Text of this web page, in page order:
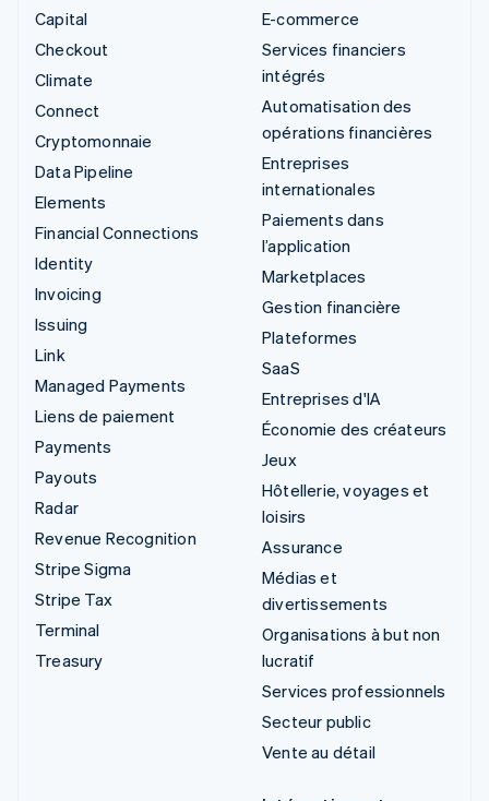
Capital
Checkout
Climate
Connect
Cryptomonnaie
Data Pipeline
Elements
Financial Connections
Identity
Invoicing
Issuing
Link
Managed Payments
Liens de paiement
Payments
Payouts
Radar
Revenue Recognition
Stripe Sigma
Stripe Tax
Terminal
Treasury
E-commerce
Services financiers
intégrés
Automatisation des
opérations financières
Entreprises
internationales
Paiements dans
l’application
Marketplaces
Gestion financière
Plateformes
SaaS
Entreprises d'IA
Économie des créateurs
Jeux
Hôtellerie, voyages et
loisirs
Assurance
Médias et
divertissements
Organisations à but non
lucratif
Services professionnels
Secteur public
Vente au détail